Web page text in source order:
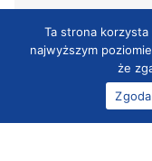
Ta strona korzysta
najwyższym
że
Zgoda